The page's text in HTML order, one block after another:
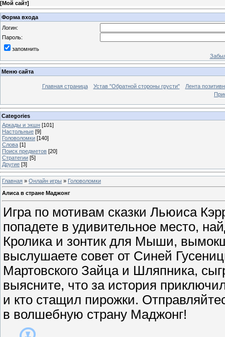
[Мой сайт]
Форма входа
Логин:
Пароль:
запомнить
Меню сайта
Главная страница Устав "Обратной стороны грусти"
Лента
Categories
Аркады и экшн [101]
Настольные [9]
Головоломки [140]
Слова [1]
Поиск предметов [20]
Стратегии [5]
Другие [3]
Главная » Онлайн игры » Головоломки
Алиса в стране Маджонг
Игра по мотивам сказки Льюиса
попадете в удивительное место,
Кролика и зонтик для Мыши,
выслушаете совет от Синей
Мартовского Зайца и Шляпника,
выясните, что за история
и кто стащил пирожки.
в волшебную страну Маджонг!